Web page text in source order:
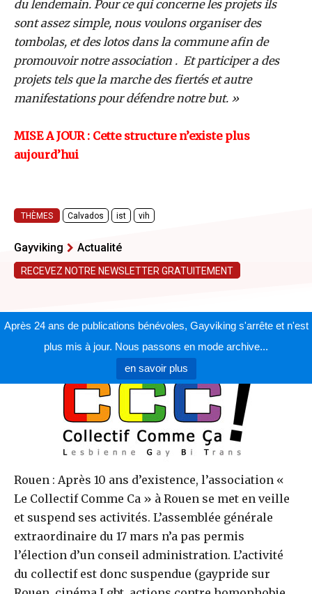
du lendemain. Pour ce qui concerne les projets ils
sont assez simple, nous voulons organiser des
tombolas, et des lotos dans la commune afin de
promouvoir notre association . Et participer a des
projets tels que la marche des fiertés et autre
manifestations pour défendre notre but. »
MISE A JOUR : Cette structure n’existe plus
aujourd’hui
THÈMES Calvados ist vih
Gayviking Actualité
RECEVEZ NOTRE NEWSLETTER GRATUITEMENT